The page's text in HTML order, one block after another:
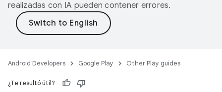
realizadas con IA pueden contener errores.
Android Developers Google Play Other Play guides
¿Te resultó útil?